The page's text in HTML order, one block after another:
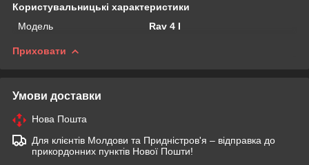
Користувальницькі характеристики
Мoдель
Rav 4 I
Приховати
Умови доставки
Нова Пошта
Для клієнтів Молдови та Придністров'я – відправка до
прикордонних пунктів Нової Пошти!